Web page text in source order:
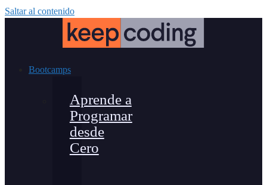
Saltar al contenido
Bootcamps
Aprende a
Programar
desde
Cero